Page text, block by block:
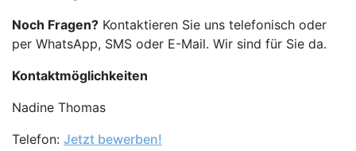
Noch Fragen? Kontaktieren Sie uns telefonisch oder
per WhatsApp, SMS oder E-Mail. Wir sind für Sie da.
Kontaktmöglichkeiten
Nadine Thomas
Telefon: Jetzt bewerben!